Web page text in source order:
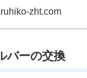
zht.com
バーの交換